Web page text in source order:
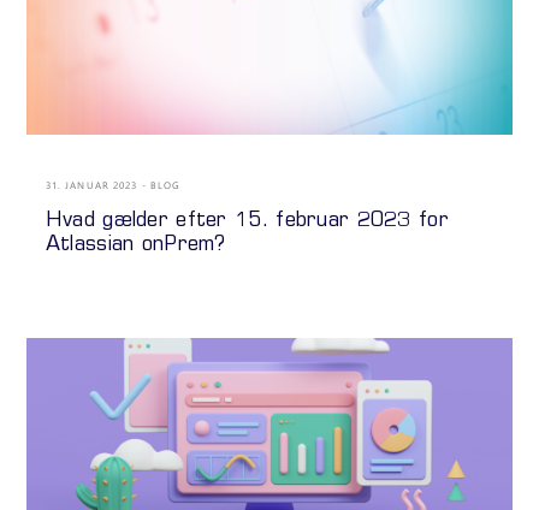
31. JANUAR 2023 BLOG
Hvad gælder efter 15. februar 2023 for
Atlassian onPrem?